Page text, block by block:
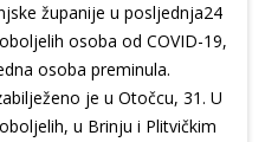
županije u posljednja24
osoba od COVID-19,
osoba preminula.
je u Otočcu, 31. U
u Brinju i Plitvičkim